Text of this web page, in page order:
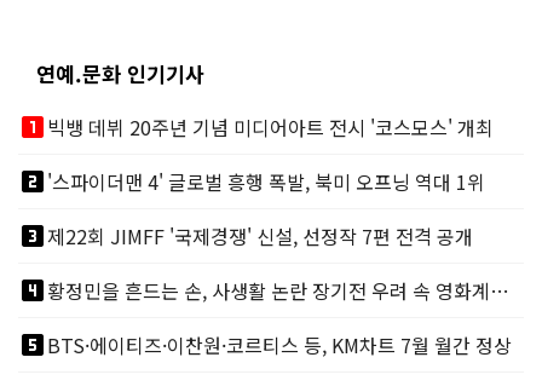
연예.문화 인기기사
looks_one빅뱅 데뷔 20주년 기념 미디어아트 전시 '코스모스' 개최
looks_two'스파이더맨 4' 글로벌 흥행 폭발, 북미 오프닝 역대 1위
looks_3제22회 JIMFF '국제경쟁' 신설, 선정작 7편 전격 공개
looks_4
황정민을 흔드는 손, 사생활 논란 장기전 우려 속 영화계도 리스크
looks_5BTS·에이티즈·이찬원·코르티스 등, KM차트 7월 월간 정상